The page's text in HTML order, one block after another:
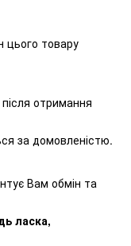
цього товару
отримання
за домовленістю.
Вам обмін та
ласка,